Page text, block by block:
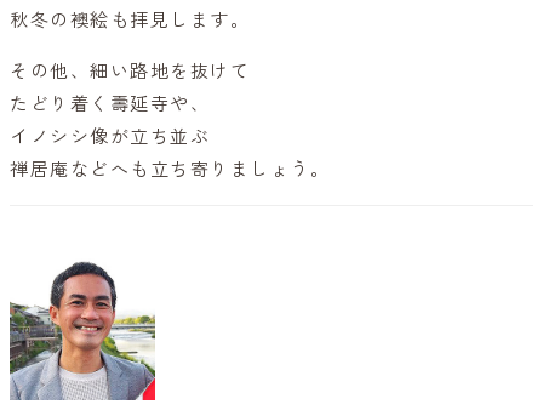
秋冬の襖絵も拝見します。
その他、細い路地を抜けて
たどり着く壽延寺や、
イノシシ像が立ち並ぶ
禅居庵などへも立ち寄りましょう。